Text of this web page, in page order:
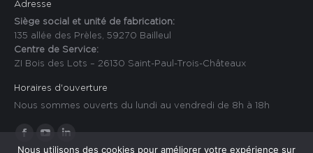
Adresse
Siège social et unité de fabrication:
135 allée des Prèles, 59270 Bailleul
Centre de Service:
ZI Bois des Lots – 26130 Saint-Paul-Trois-Châteaux
Horaires d'ouverture
Nous sommes ouverts du lundi au vendredi de 8h à 18h
Trouvez nous sur :
Nous utilisons des cookies pour améliorer votre expérience sur